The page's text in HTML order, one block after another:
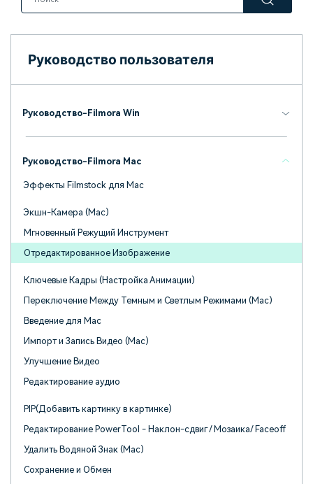
Самые популярные темы
видео на YouTube 2025
Спланируйте маркетинговую
Центр авторов
создателями контента
Специальные эффекты
Блог
Клиенты делятся своими
программа
поиск
Руководство пользователя
Руководство-Filmora Win
Руководство-Filmora Mac
Эффекты Filmstock для Mac
Экшн-Камера (Mac)
Мгновенный Режущий Инструмент
Отредактированное Изображение
Ключевые Кадры (Настройка Анимации)
Переключение Между Темным и Светлым Режимами (Mac)
Введение для Mac
Импорт и Запись Видео (Mac)
Улучшение Видео
Редактирование аудио
PIP(Добавить картинку в картинке)
Редактирование PowerTool - Наклон-сдвиг / Мозаика/ Faceoff
Удалить Водяной Знак (Mac)
Сохранение и Обмен